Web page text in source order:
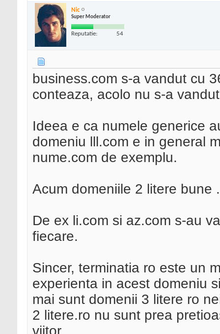
Nic
Super Moderator
Reputatie: 54
business.com s-a vandut cu
conteaza, acolo nu s-a
Ideea e ca numele generice
domeniu lll.com e in general
nume.com de exemplu.
Acum domeniile 2 litere bune
De ex li.com si az.com s-au
fiecare.
Sincer, terminatia ro este un
experienta in acest domeniu
mai sunt domenii 3 litere ro
2 litere.ro nu sunt prea